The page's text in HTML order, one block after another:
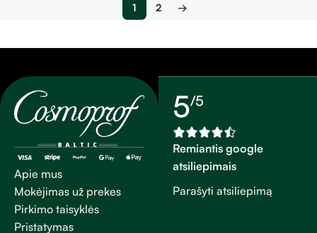
1 2 →
Apie mus
Mokėjimas už prekes
Pirkimo taisyklės
Pristatymas
5/5
Remiantis google
atsiliepimais
Parašyti atsiliepimą